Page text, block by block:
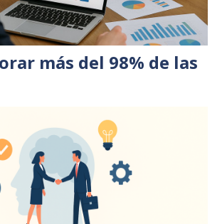
más del 98% de las